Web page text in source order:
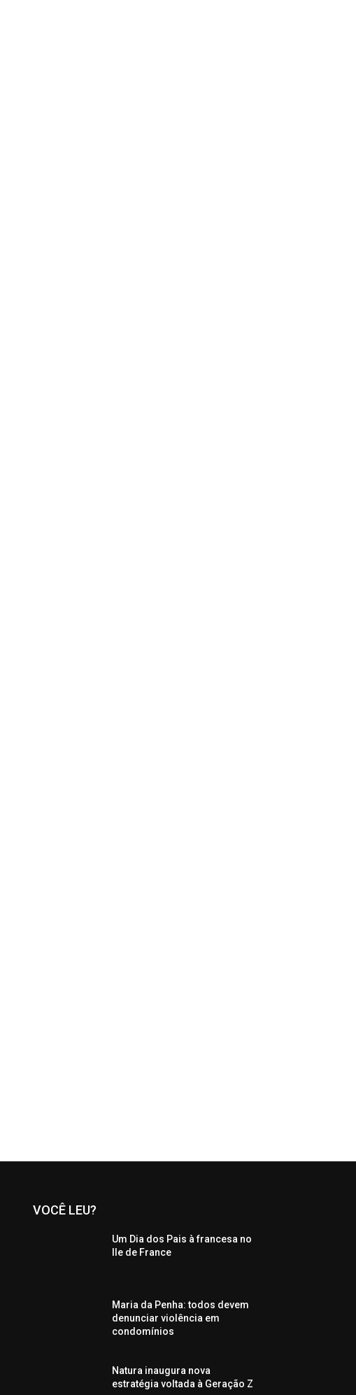
VOCÊ LEU?
Um Dia dos Pais à francesa no
Ile de France
Maria da Penha: todos devem
denunciar violência em
condomínios
Natura inaugura nova
estratégia voltada à Geração Z